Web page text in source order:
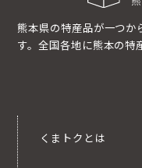
熊本県の特産品が一つか
す。全国各地に熊本の特
くまトクとは